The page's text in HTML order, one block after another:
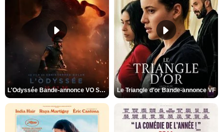
L'Odyssée Bande-annonce VO STFR Le Triangle d'or Bande-annonce VF